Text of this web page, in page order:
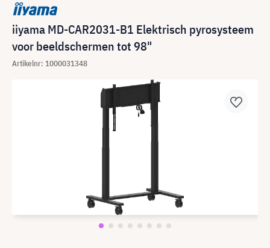
iiyama MD-CAR2031-B1 Elektrisch pyrosysteem
voor beeldschermen tot 98"
Artikelnr: 1000031348